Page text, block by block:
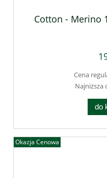
Cotton - Merino
Cena
Najniższa
do
Okazja Cenowa